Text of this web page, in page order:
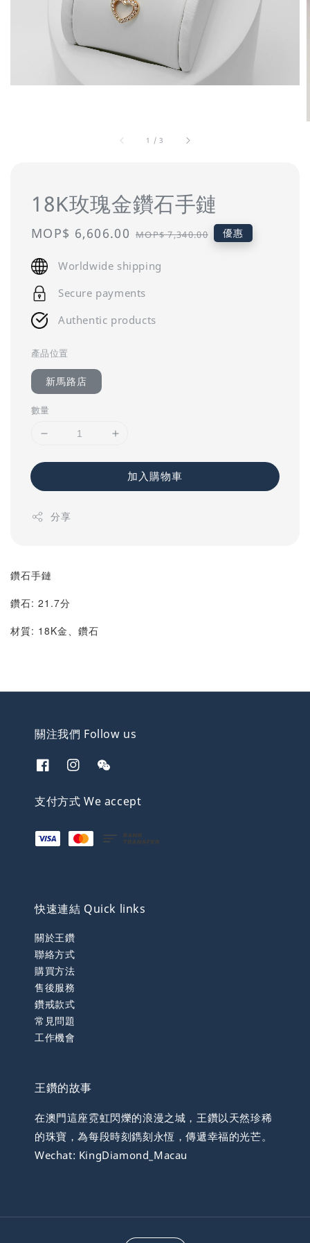
1 /3
18K玫瑰金鑽石手鏈
Sale
MOP$ 6,606.00 Regular
MOP$ 7,340.00 優惠
Worldwide shipping
Secure payments
Authentic products
產品位置
新馬路店
數量
加入購物車
分享
鑽石手鏈
鑽石: 21.7分
材質: 18K金、鑽石
關注我們 Follow us
支付方式 We accept
快速連結 Quick links
關於王鑽
聯絡方式
購買方法
售後服務
鑽戒款式
常見問題
工作機會
王鑽的故事
在澳門這座霓虹閃爍的浪漫之城，王鑽以天然珍稀
的珠寶，為每段時刻鐫刻永恆，傳遞幸福的光芒。
Wechat: KingDiamond_Macau